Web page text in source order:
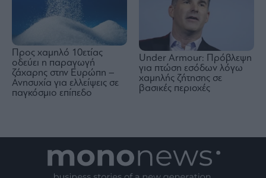
Προς χαμηλό 10ετίας
οδεύει η παραγωγή
ζάχαρης στην Ευρώπη –
Ανησυχία για ελλείψεις σε
παγκόσμιο επίπεδο
Under Armour: Πρόβλεψη
για πτώση εσόδων λόγω
χαμηλής ζήτησης σε
βασικές περιοχές